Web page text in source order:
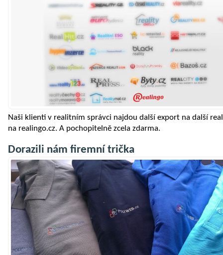
Naši klienti v realitním správci najdou další export na další
na realingo.cz. A pochopitelně zcela zdarma.
Dorazili nám firemní trička